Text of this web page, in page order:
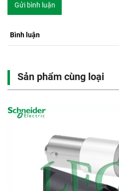
Gửi bình luận
Bình luận
Sản phẩm cùng loại